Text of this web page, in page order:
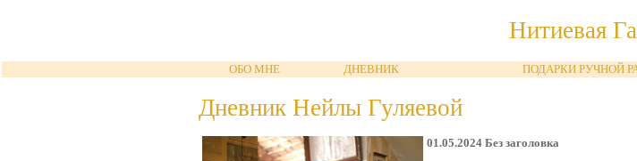
Нитиевая
ОБО МНЕ ДНЕВНИК ПОДАРКИ РУЧНОЙ
Дневник Нейлы Гуляевой
01.05.2024 Без заголовка